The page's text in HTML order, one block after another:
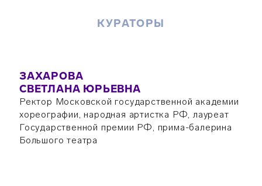
КУРАТОРЫ
ЗАХАРОВА
СВЕТЛАНА ЮРЬЕВНА
Ректор Московской государственной академии
хореографии, народная артистка РФ, лауреат
Государственной премии РФ, прима-балерина
Большого театра